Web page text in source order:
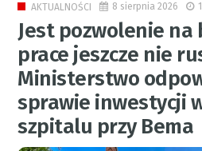
AKTUALNOŚCI 8 sierpnia 2026
Jest pozwolenie na
prace jeszcze nie
Ministerstwo
sprawie inwestycji
szpitalu przy Bema